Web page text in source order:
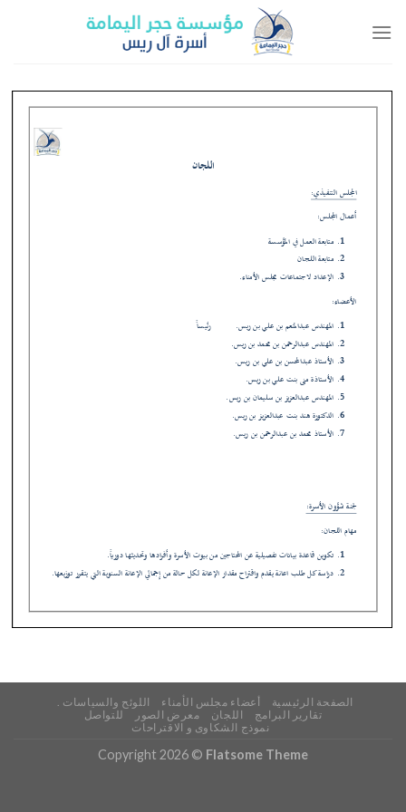
الصفحة الرئيسية أعضاء مجلس الأمناء
اللوئح والسياسات .
تقارير البرامج
اللجان معرض الصور
للتواصل
نموذج الشكاوى و الاقتراحات
Copyright 2026 © Flatsome Theme